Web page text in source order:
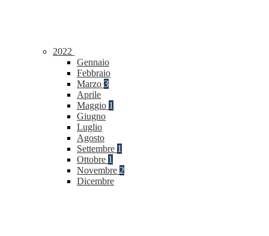
2022
Gennaio
Febbraio
Marzo 3
Aprile
Maggio 1
Giugno
Luglio
Agosto
Settembre 1
Ottobre 1
Novembre 2
Dicembre